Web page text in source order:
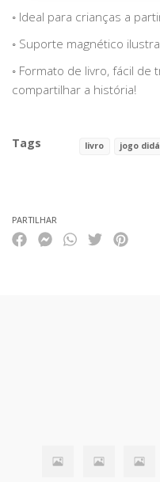
◦ Ideal para crianças a
◦ Suporte magnético
◦ Formato de livro, fácil
compartilhar a história!
Tags livro jogo
PARTILHAR